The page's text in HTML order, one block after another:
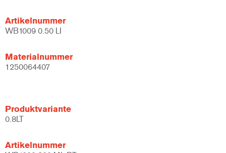
Artikelnummer
WB1009 0.50 LI
Materialnummer
1250064407
Produktvariante
0.8LT
Artikelnummer